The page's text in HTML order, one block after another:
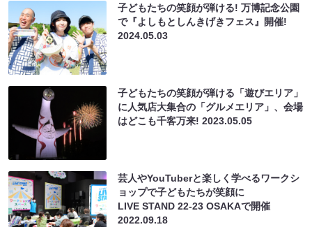
子どもたちの笑顔が弾ける! 万博記念公園
で『よしもとしんきげきフェス』開催!
2024.05.03
子どもたちの笑顔が弾ける「遊びエリア」
に人気店大集合の「グルメエリア」、会場
はどこも千客万来!2023.05.05
芸人やYouTuberと楽しく学べるワークシ
ョップで子どもたちが笑顔に
LIVE STAND 22-23 OSAKAで開催
2022.09.18